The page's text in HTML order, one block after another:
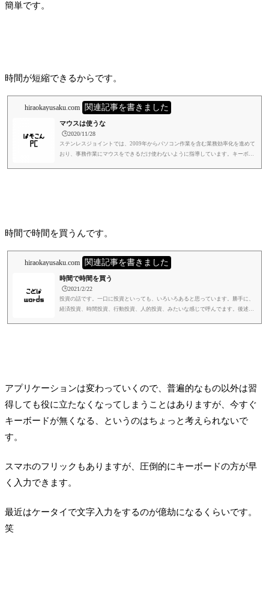
簡単です。
時間が短縮できるからです。
hiraokayusaku.com 関連記事を書きました
マウスは使うな
🕒️2020/11/28
ステンレスジョイントでは、2009年からパソコン作業を含む業務効率化を進めて
おり、事務作業にマウスをできるだけ使わないように指導しています。キーボー
時間で時間を買うんです。
hiraokayusaku.com 関連記事を書きました
時間で時間を買う
🕒️2021/2/22
投資の話です。一口に投資といっても、いろいろあると思っています。勝手に、
経済投資、時間投資、行動投資、人的投資、みたいな感じで呼んでます。後述し
アプリケーションは変わっていくので、普遍的なもの以外は習
得しても役に立たなくなってしまうことはありますが、今すぐ
キーボードが無くなる、というのはちょっと考えられないで
す。
スマホのフリックもありますが、圧倒的にキーボードの方が早
く入力できます。
最近はケータイで文字入力をするのが億劫になるくらいです。
笑